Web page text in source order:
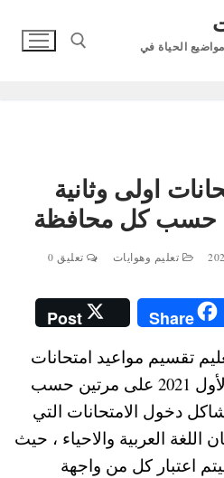
الحياة في
اولى وثانية
حسب كل محافظة
تعليم وهوايات تعليق 0
Share
Post
تقسيم مواعيد امتحانات
اولى وثانية ثانوي الترم الأول 2021 على مرتين حسب
دخول الامتحانات التي
العربية والاحياء ، حيث
اعتبار كل من واجهة